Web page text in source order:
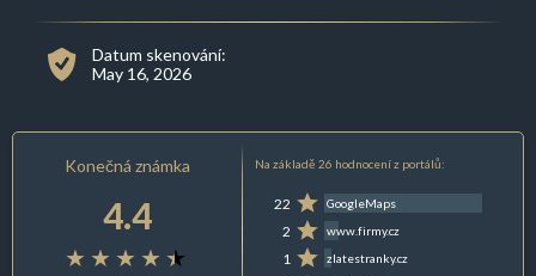
Datum skenování:
May 16, 2026
Konečná známka
4.4
Na základě 26 hodnocení z portálů:
22 GoogleMaps
2 www.firmy.cz
1 zlatestranky.cz